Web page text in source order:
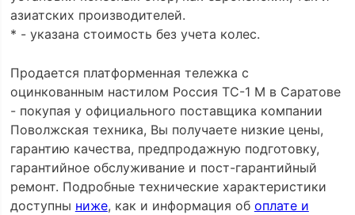
азиатских производителей.
* - указана стоимость без учета колес.
Продается платформенная тележка с
оцинкованным настилом Россия ТС-1 М в Саратове
- покупая у официального поставщика компании
Поволжская техника, Вы получаете низкие цены,
гарантию качества, предпродажную подготовку,
гарантийное обслуживание и пост-гарантийный
ремонт. Подробные технические характеристики
доступны ниже, как и информация об оплате и